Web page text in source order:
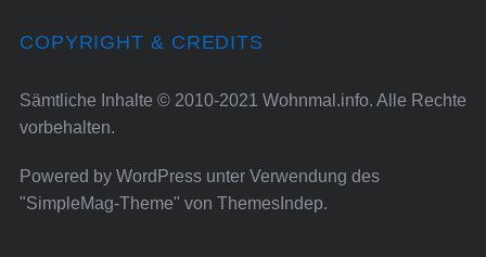
COPYRIGHT & CREDITS
Sämtliche Inhalte © 2010-2021 Wohnmal.info. Alle Rechte
vorbehalten.
Powered by WordPressunter Verwendung des
"SimpleMag-Theme" von ThemesIndep.